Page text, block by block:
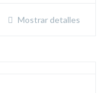
Mostrar detalles